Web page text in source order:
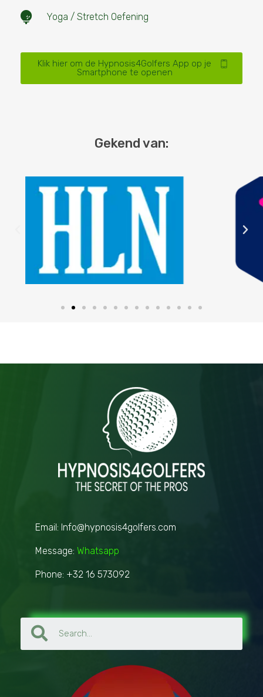
Yoga / Stretch Oefening
Klik hier om de Hypnosis4Golfers App op je
Smartphone te openen
Gekend van:
Email: Info@hypnosis4golfers.com
Message: Whatsapp
Phone: +32 16 573092